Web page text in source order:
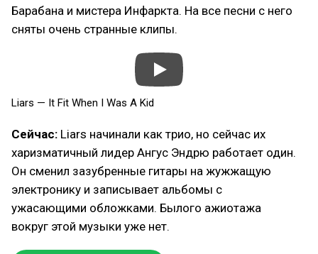
Барабана и мистера Инфаркта. На все песни с него
сняты очень странные клипы.
Liars — It Fit When I Was A Kid
Сейчас: Liars начинали как трио, но сейчас их
харизматичный лидер Ангус Эндрю работает один.
Он сменил зазубренные гитары на жужжащую
электронику и записывает альбомы с
ужасающими обложками. Былого ажиотажа
вокруг этой музыки уже нет.